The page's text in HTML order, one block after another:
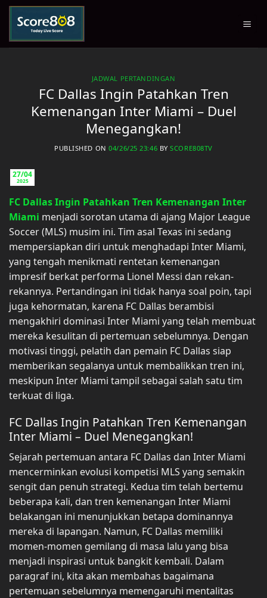
Skip
content
JADWAL PERTANDINGAN
FC Dallas Ingin Patahkan Tren
Kemenangan Inter Miami – Duel
Menegangkan!
PUBLISHED ON04/26/25 23:46 BYSCORE808TV
27/04
2025
FC Dallas Ingin Patahkan Tren Kemenangan Inter
Miami menjadi sorotan utama di ajang Major League
Soccer (MLS) musim ini. Tim asal Texas ini sedang
mempersiapkan diri untuk menghadapi Inter Miami,
yang tengah menikmati rentetan kemenangan
impresif berkat performa Lionel Messi dan rekan-
rekannya. Pertandingan ini tidak hanya soal poin, tapi
juga kehormatan, karena FC Dallas berambisi
mengakhiri dominasi Inter Miami yang telah membuat
mereka kesulitan di pertemuan sebelumnya. Dengan
motivasi tinggi, pelatih dan pemain FC Dallas siap
memberikan segalanya untuk membalikkan tren ini,
meskipun Inter Miami tampil sebagai salah satu tim
terkuat di liga.
FC Dallas Ingin Patahkan Tren Kemenangan
Inter Miami – Duel Menegangkan!
Sejarah pertemuan antara FC Dallas dan Inter Miami
mencerminkan evolusi kompetisi MLS yang semakin
sengit dan penuh strategi. Kedua tim telah bertemu
beberapa kali, dan tren kemenangan Inter Miami
belakangan ini menunjukkan betapa dominannya
mereka di lapangan. Namun, FC Dallas memiliki
momen-momen gemilang di masa lalu yang bisa
menjadi inspirasi untuk bangkit kembali. Dalam
paragraf ini, kita akan membahas bagaimana
pertemuan sebelumnya memengaruhi mentalitas